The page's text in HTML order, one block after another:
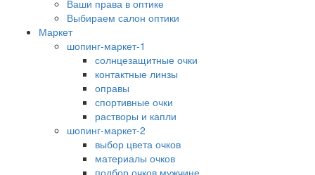
Ваши права в оптике
Выбираем салон оптики
Маркет
шопинг-маркет-1
солнцезащитные очки
контактные линзы
оправы
спортивные очки
растворы и капли
шопинг-маркет-2
выбор цвета очков
материалы очков